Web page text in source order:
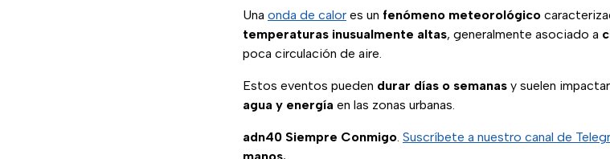
Una onda de calor es un fenómeno meteorológico
temperaturas inusualmente altas, generalmente asociado a
poca circulación de aire.
Estos eventos pueden durar días o semanas y suelen
agua y energía en las zonas urbanas.
adn40 Siempre Conmigo. Suscríbete a nuestro canal de